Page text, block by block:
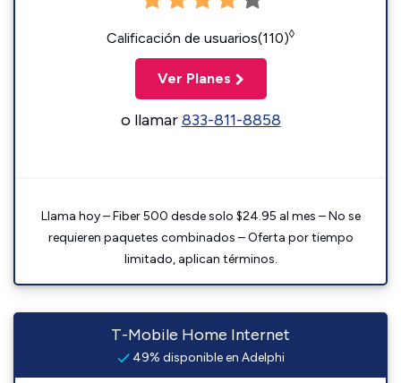
Calificación de usuarios(110)◊
Ver Planes
o llamar833-811-8858
Llama hoy – Fiber 500 desde solo $24.95 al mes – No se
requieren paquetes combinados – Oferta por tiempo
limitado, aplican términos.
T-Mobile Home Internet
49% disponible en Adelphi